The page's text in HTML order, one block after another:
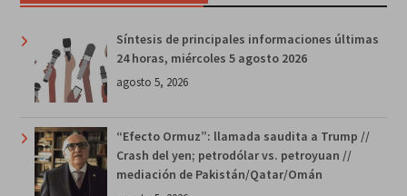
Síntesis de principales informaciones últimas
24 horas, miércoles 5 agosto 2026
agosto 5, 2026
“Efecto Ormuz”: llamada saudita a Trump //
Crash del yen; petrodólar vs. petroyuan //
mediación de Pakistán/Qatar/Omán